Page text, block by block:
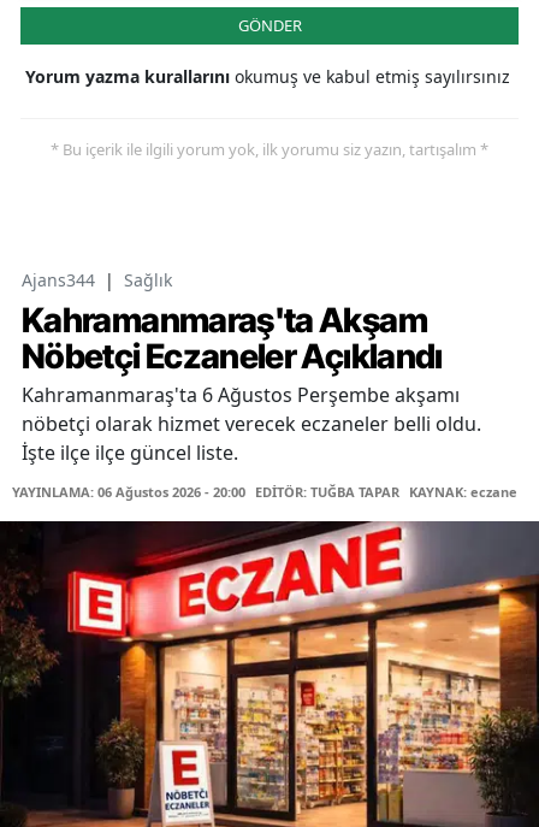
GÖNDER
Yorum yazma kurallarını okumuş ve kabul etmiş sayılırsınız
* Bu içerik ile ilgili yorum yok, ilk yorumu siz yazın, tartışalım *
Ajans344 | Sağlık
Kahramanmaraş'ta Akşam
Nöbetçi Eczaneler Açıklandı
Kahramanmaraş'ta 6 Ağustos Perşembe akşamı
nöbetçi olarak hizmet verecek eczaneler belli oldu.
İşte ilçe ilçe güncel liste.
YAYINLAMA: 06 Ağustos 2026 - 20:00 EDİTÖR: TUĞBA TAPAR KAYNAK: eczane